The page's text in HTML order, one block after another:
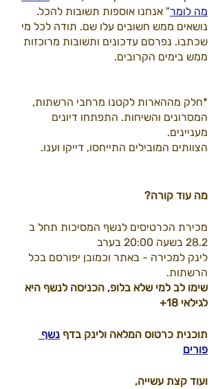
מה לומר" אנחנו אוספות תשובות להכל.
נושאים ממש חשובים עלו שם. תודה לכל מי
שכתבו. נפרסם עדכונים ותשובות מרוכזות
ממש בימים הקרובים.
*חלק מההארות לקטנו מרחבי הרשתות,
המסרונים והשיחות. התפתחו דיונים
מעניינים.
הצוותים המובילים התייחסו, דייקו וענו.
מה עוד קורה?
מכירת הכרטיסים לנשף המסיכות תחל ב
28.2 בשעה 20:00 בערב
לינק למכירה - באתר וכמובן יפורסם בכל
הרשתות.
שימו לב למי שלא בלופ, הכניסה לנשף היא
לגילאי 18+
תוכנית כרטוס המלאה ולינק בדף נשף
פורים
ועוד קצת עשייה,